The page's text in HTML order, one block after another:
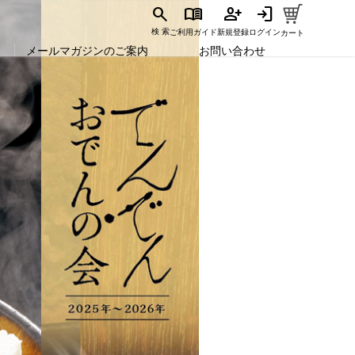
search
検 索
menu_book
ご利用ガイド
person_add
新規登録
login
ログインカート
メールマガジンのご案内 お問い合わせ